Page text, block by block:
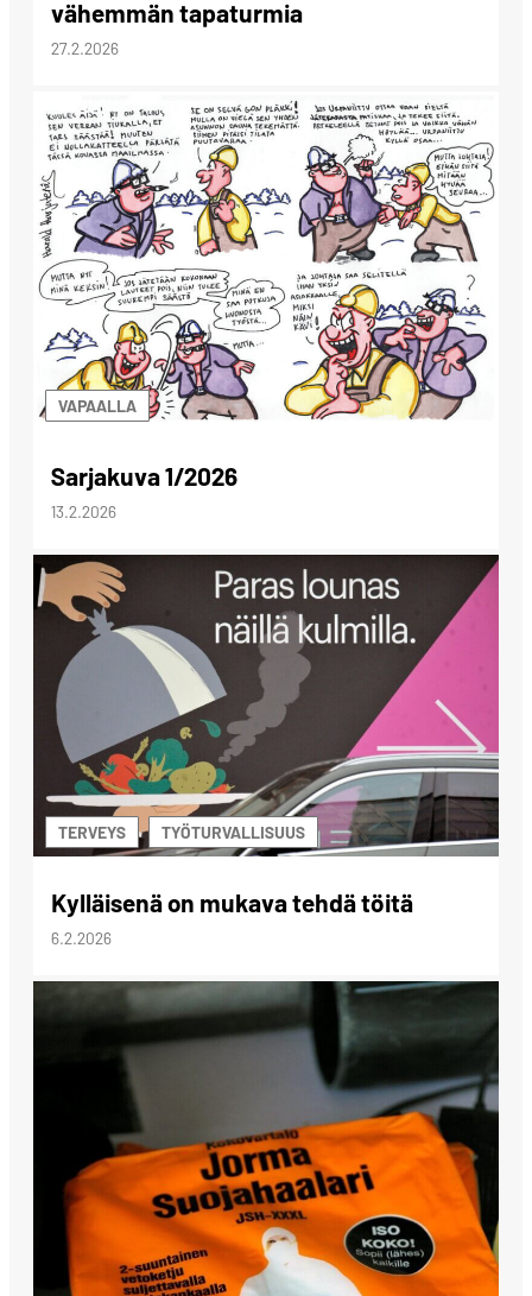
vähemmän tapaturmia
27.2.2026
VAPAALLA
Sarjakuva 1/2026
13.2.2026
TERVEYS TYÖTURVALLISUUS
Kylläisenä on mukava tehdä töitä
6.2.2026